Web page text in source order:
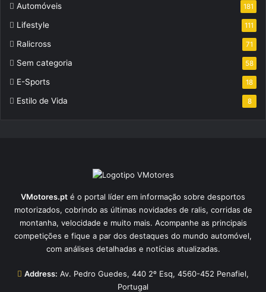
Automóveis 181
Lifestyle 111
Ralicross 71
Sem categoria 58
E-Sports 18
Estilo de Vida 8
VMotores.pt é o portal líder em informação sobre desportos
motorizados, cobrindo as últimas novidades de ralis, corridas de
montanha, velocidade e muito mais. Acompanhe as principais
competições e fique a par dos destaques do mundo automóvel,
com análises detalhadas e notícias atualizadas.
Address: Av. Pedro Guedes, 440 2º Esq, 4560-452 Penafiel,
Portugal